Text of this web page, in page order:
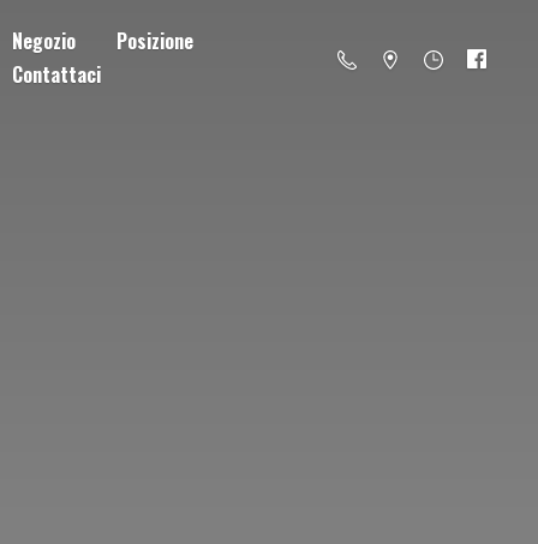
Negozio
Posizione
Contattaci